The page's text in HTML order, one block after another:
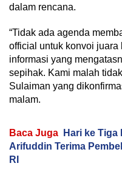
dalam rencana.
“Tidak ada agenda
official untuk konvoi
informasi yang
sepihak. Kami malah
Sulaiman yang
malam.
Baca Juga
Hari ke Tiga
Arifuddin Terima
RI